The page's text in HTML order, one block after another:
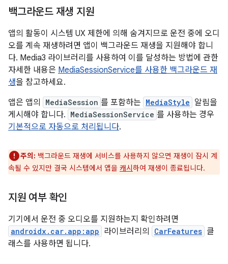
백그라운드 재생 지원
앱의 활동이 시스템 UX 제한에 의해 숨겨지므로 운전 중에 오디
오를 계속 재생하려면 앱이 백그라운드 재생을 지원해야 합니
다. Media3 라이브러리를 사용하여 이를 달성하는 방법에 관한
자세한 내용은 MediaSessionService를 사용한 백그라운드 재
생을 참고하세요.
앱은 앱의
MediaSession 를 포함하는 MediaStyle 알림을
게시해야 합니다. MediaSessionService 를 사용하는 경우
기본적으로 자동으로 처리됩니다.
주의: 백그라운드 재생에 서비스를 사용하지 않으면 재생이 잠시 계
속될 수 있지만 결국 시스템에서 앱을 캐시하여 재생이 종료됩니다.
지원 여부 확인
기기에서 운전 중 오디오를 지원하는지 확인하려면
androidx.car.app:app 라이브러리의 CarFeatures 클
래스를 사용하면 됩니다.